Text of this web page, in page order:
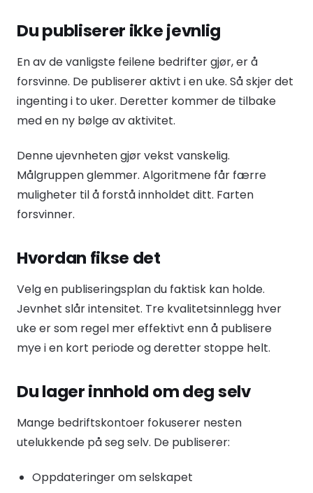
Du publiserer ikke jevnlig
En av de vanligste feilene bedrifter gjør, er å
forsvinne. De publiserer aktivt i en uke. Så skjer det
ingenting i to uker. Deretter kommer de tilbake
med en ny bølge av aktivitet.
Denne ujevnheten gjør vekst vanskelig.
Målgruppen glemmer. Algoritmene får færre
muligheter til å forstå innholdet ditt. Farten
forsvinner.
Hvordan fikse det
Velg en publiseringsplan du faktisk kan holde.
Jevnhet slår intensitet. Tre kvalitetsinnlegg hver
uke er som regel mer effektivt enn å publisere
mye i en kort periode og deretter stoppe helt.
Du lager innhold om deg selv
Mange bedriftskontoer fokuserer nesten
utelukkende på seg selv. De publiserer:
Oppdateringer om selskapet